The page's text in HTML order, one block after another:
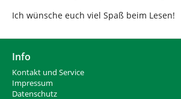
Ich wünsche euch viel Spaß beim Lesen!
Info
Kontakt und Service
Impressum
Datenschutz